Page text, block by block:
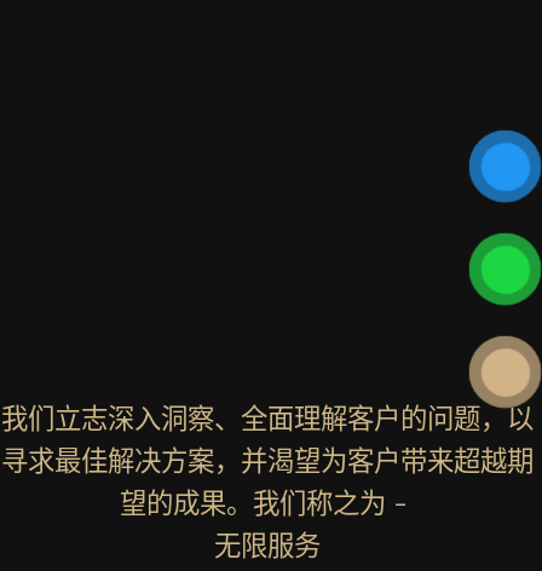
我们立志深入洞察、全面理解客户的问题，以
寻求最佳解决方案，并渴望为客户带来超越期
望的成果。我们称之为 -
无限服务